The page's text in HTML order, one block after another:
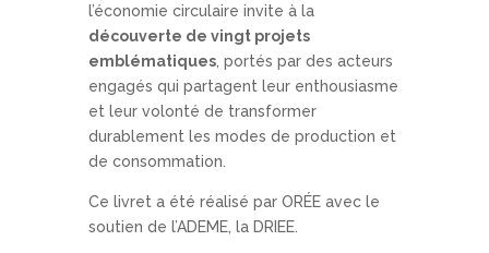
l’économie circulaire invite à la
découverte de vingt projets
emblématiques, portés par des acteurs
engagés qui partagent leur enthousiasme
et leur volonté de transformer
durablement les modes de production et
de consommation.
Ce livret a été réalisé par ORÉE avec le
soutien de l’ADEME, la DRIEE.